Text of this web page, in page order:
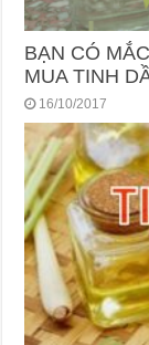
BẠN CÓ
MUA TINH
16/10/2017